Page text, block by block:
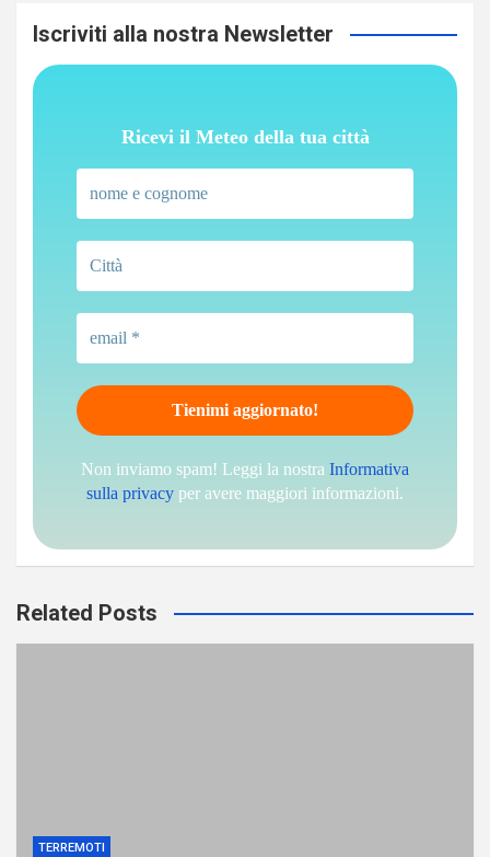
Iscriviti alla nostra Newsletter
Ricevi il Meteo della tua città
Non inviamo spam! Leggi la nostra Informativa
sulla privacy per avere maggiori informazioni.
Related Posts
TERREMOTI